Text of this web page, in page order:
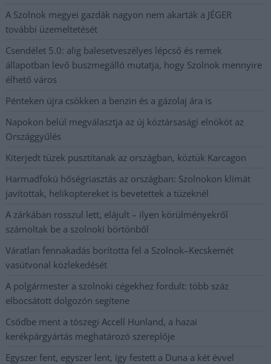
A Szolnok megyei gazdák nagyon nem akarták a JÉGER
további üzemeltetését
Csendélet 5.0: alig balesetveszélyes lépcső és remek
állapotban levő buszmegálló mutatja, hogy Szolnok mennyire
élhető város
Pénteken újra csökken a benzin és a gázolaj ára is
Napokon belül megválasztja az új köztársasági elnököt az
Országgyűlés
Kiterjedt tüzek pusztítanak az országban, köztük Karcagon
Harmadfokú hőségriasztás az országban: Szolnokon klímát
javítottak, helikoptereket is bevetettek a tüzeknél
A zárkában rosszul lett, elájult – ilyen körülményekről
számoltak be a szolnoki börtönből
Váratlan fennakadás borította fel a Szolnok–Kecskemét
vasútvonal közlekedését
A polgármester a szolnoki cégekhez fordult: több száz
elbocsátott dolgozón segítene
Csődbe ment a tószegi Accell Hunland, a hazai
kerékpárgyártás meghatározó szereplője
Egyszer fent, egyszer lent, így festett a Duna a két évvel